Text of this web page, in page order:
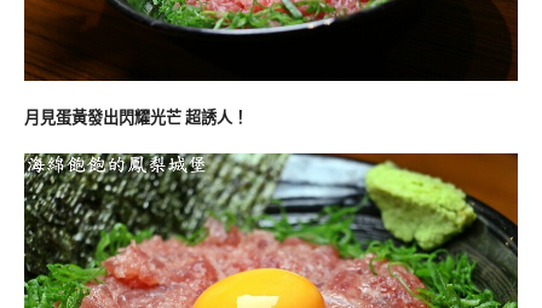
月見蛋黃發出閃耀光芒超誘人！